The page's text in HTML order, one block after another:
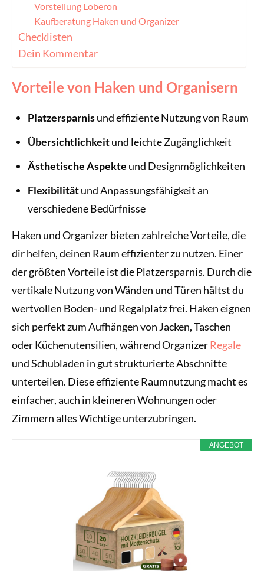
Vorstellung Loberon
Kaufberatung Haken und Organizer
Checklisten
Dein Kommentar
Vorteile von Haken und Organisern
Platzersparnisund effiziente Nutzung von Raum
Übersichtlichkeitund leichte Zugänglichkeit
Ästhetische Aspekte und Designmöglichkeiten
Flexibilitätund Anpassungsfähigkeit an
verschiedene Bedürfnisse
Haken und Organizer bieten zahlreiche Vorteile, die
dir helfen, deinen Raum effizienter zu nutzen. Einer
der größten Vorteile ist die Platzersparnis. Durch die
vertikale Nutzung von Wänden und Türen hältst du
wertvollen Boden- und Regalplatz frei. Haken eignen
sich perfekt zum Aufhängen von Jacken, Taschen
oder Küchenutensilien, während OrganizerRegale
und Schubladen in gut strukturierte Abschnitte
unterteilen. Diese effiziente Raumnutzung macht es
einfacher, auch in kleineren Wohnungen oder
Zimmern alles Wichtige unterzubringen.
ANGEBOT